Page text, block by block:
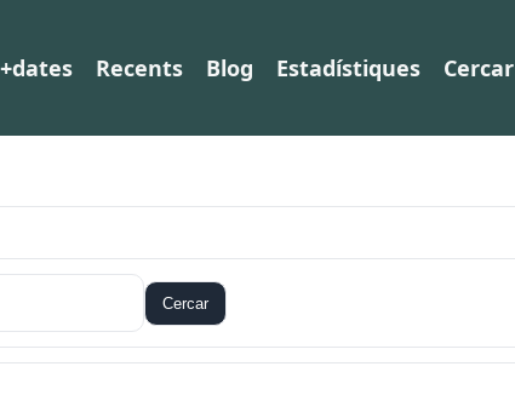
+dates Recents Blog Estadístiques Cercar
Cercar